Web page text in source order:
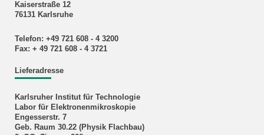
Kaiserstraße 12
76131 Karlsruhe
Telefon: +49 721 608 - 4 3200
Fax: + 49 721 608 - 4 3721
Lieferadresse
Karlsruher Institut für Technologie
Labor für Elektronenmikroskopie
Engesserstr. 7
Geb. Raum 30.22 (Physik Flachbau)